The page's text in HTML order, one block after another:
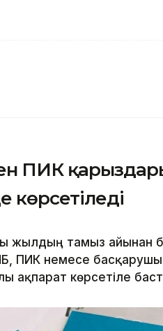
ПИК
көрсетіледі
жылдың тамыз айынан
ПИК немесе
ақпарат көрсетіле